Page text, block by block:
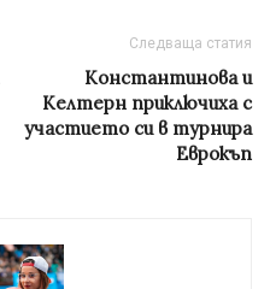
Следваща статия
Константинова и
Келтерн приключиха с
участието си в турнира
Еврокъп